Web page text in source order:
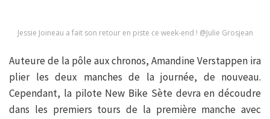
Jessie Joineau a fait son retour en piste ce week-end ! @Julie Grosjean
Auteure de la pôle aux chronos, Amandine Verstappen ira
plier les deux manches de la journée, de nouveau.
Cependant, la pilote New Bike Sète devra en découdre
dans les premiers tours de la première manche avec